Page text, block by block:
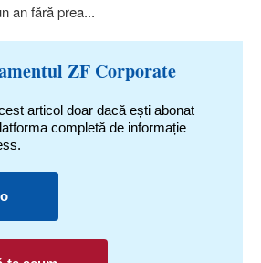
an fără prea...
ZF Corporate
articol doar dacă ești abonat
completă de informație